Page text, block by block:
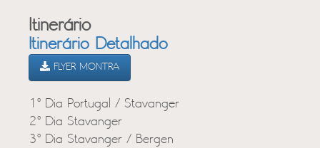
Itinerário
Itinerário Detalhado
FLYER MONTRA
1º Dia Portugal / Stavanger
2º Dia Stavanger
3º Dia Stavanger / Bergen